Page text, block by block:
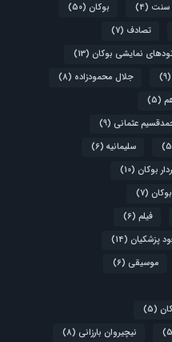
سنت (4) بوکان (50)
تصادف (7)
نمایشی بوکان (13)
(9) جلال محمودزاده (8)
(5)
عثمانی (9)
سلیمانیه (6)
بوکان (10)
(7)
فیلم (6)
پزشکیان (14)
موسیقی (6)
(5)
نیچیروان بارزانی (8)